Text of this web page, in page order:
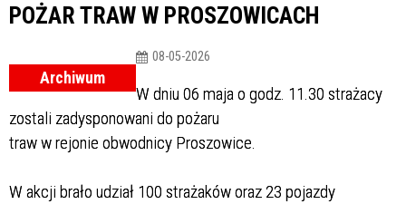
POŻAR TRAW W PROSZOWICACH
Archiwum
08-05-2026
W dniu 06 maja o godz. 11.30 strażacy
zostali zadysponowani do pożaru
traw w rejonie obwodnicy Proszowice.
W akcji brało udział 100 strażaków oraz 23 pojazdy